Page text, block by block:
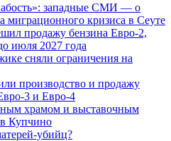
западные СМИ — о
миграционного кризиса в Сеуте
продажу бензина Евро-2,
июля 2027 года
сняли ограничения на
производство и продажу
3 и Евро-4
храмом и выставочным
Купчино
убийц?